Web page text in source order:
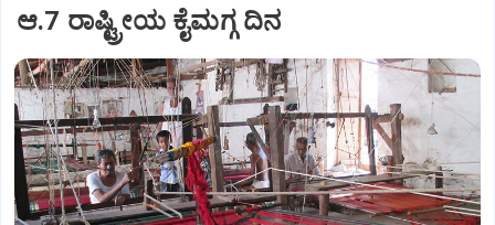
ಆ.7 ರಾಷ್ಟ್ರೀಯ ಕೈಮಗ್ಗ ದಿನ